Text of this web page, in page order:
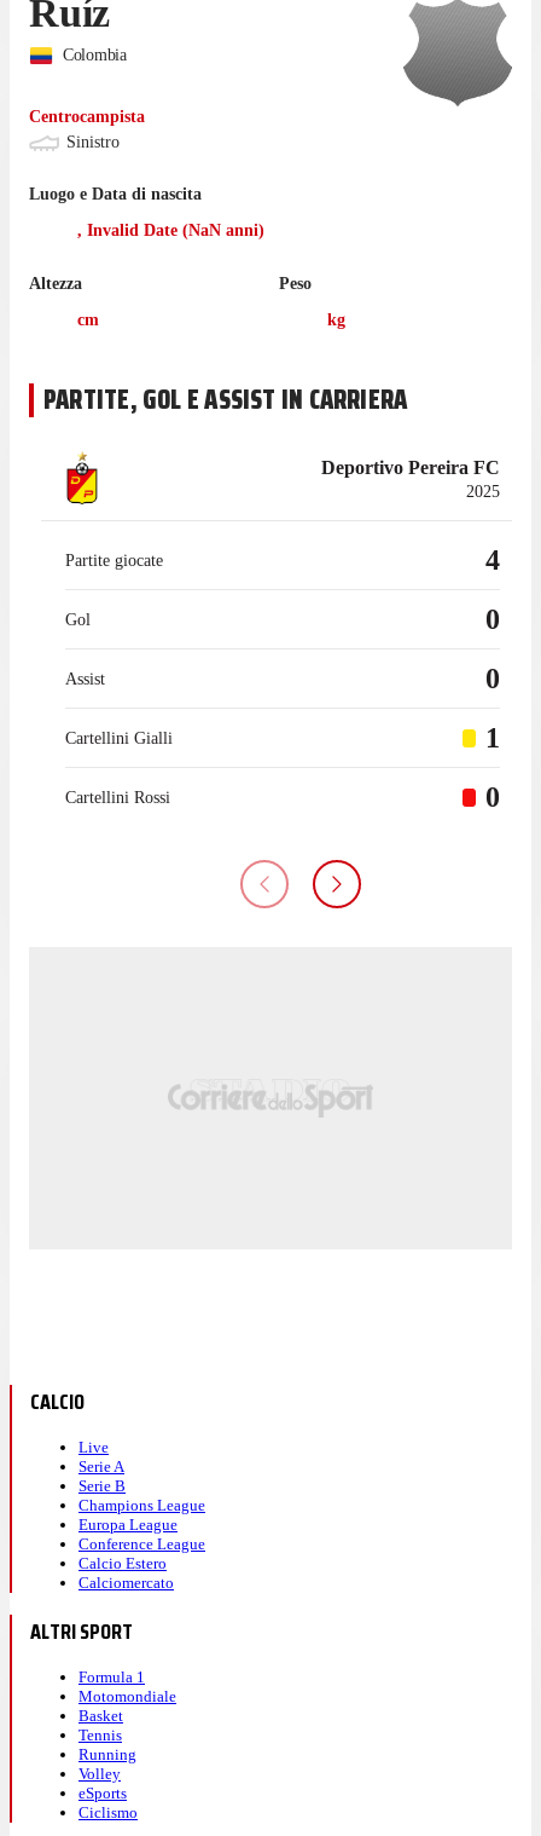
Ruíz
Colombia
Centrocampista
Sinistro
Luogo e Data di nascita
, Invalid Date (NaN anni)
Altezza
cm
Peso
kg
PARTITE, GOL E ASSIST IN CARRIERA
Deportivo Pereira FC
2025
Partite giocate 4
Gol 0
Assist 0
Cartellini Gialli 1
Cartellini Rossi 0
CALCIO
Live
Serie A
Serie B
Champions League
Europa League
Conference League
Calcio Estero
Calciomercato
ALTRI SPORT
Formula 1
Motomondiale
Basket
Tennis
Running
Volley
eSports
Ciclismo